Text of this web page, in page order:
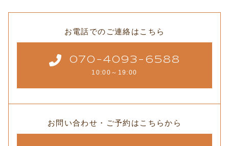
お電話でのご連絡はこちら
070-4093-6588
10:00～19:00
お問い合わせ・ご予約はこちらから